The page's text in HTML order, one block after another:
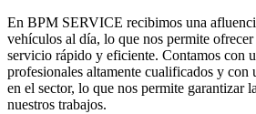
En BPM SERVICE recibimos una
vehículos al día, lo que nos permite ofrecer
servicio rápido y eficiente. Contamos con
profesionales altamente cualificados y con
en el sector, lo que nos permite garantizar
nuestros trabajos.